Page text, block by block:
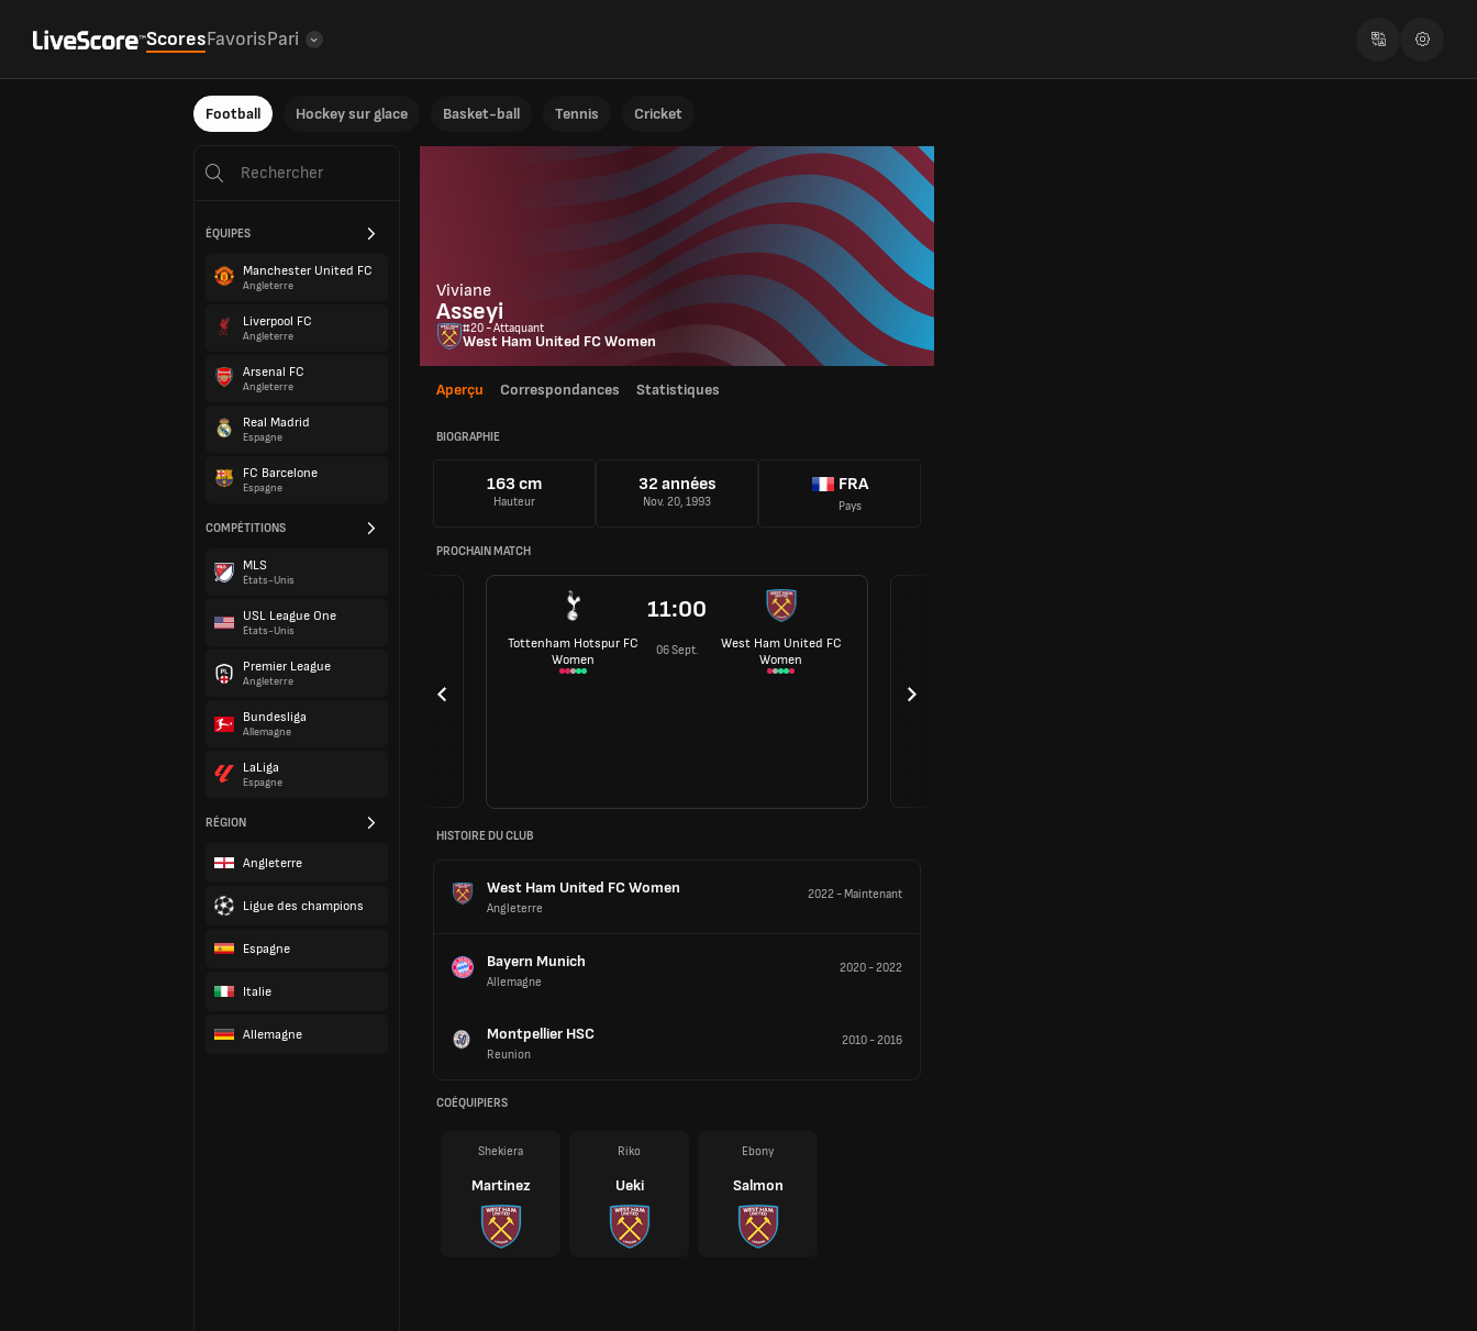
ScoresFavorisPari
Football Hockey sur glace Basket-ball Tennis Cricket
ÉQUIPES
Manchester United FC
Angleterre
Liverpool FC
Angleterre
Arsenal FC
Angleterre
Real Madrid
Espagne
FC Barcelone
Espagne
COMPÉTITIONS
MLS
États-Unis
USL League One
États-Unis
Premier League
Angleterre
Bundesliga
Allemagne
LaLiga
Espagne
RÉGION
Angleterre
Ligue des champions
Espagne
Italie
Allemagne
Viviane
Asseyi
#20 - Attaquant
West Ham United FC Women
Aperçu Correspondances Statistiques
BIOGRAPHIE
163 cm
Hauteur
32 années
Nov. 20, 1993
FRA
Pays
PROCHAIN MATCH
Tottenham Hotspur FC
Women
11:00
06 Sept.
West Ham United FC
Women
HISTOIRE DU CLUB
West Ham United FC Women
Angleterre
2022- Maintenant
Bayern Munich
Allemagne
2020-2022
Montpellier HSC
Reunion
2010-2016
COÉQUIPIERS
Shekiera
Martinez
Riko
Ueki
Ebony
Salmon